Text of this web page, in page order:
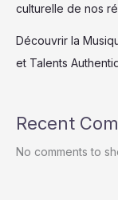
culturelle de nos
Découvrir la
et Talents
Recent
No comments to